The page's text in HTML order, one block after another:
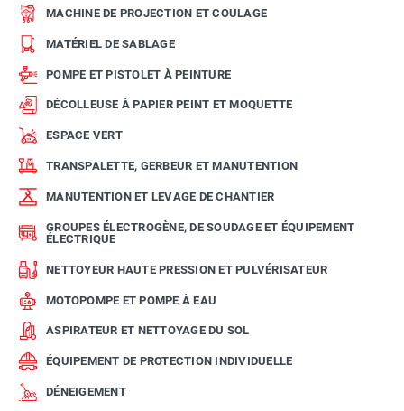
MACHINE DE PROJECTION ET COULAGE
MATÉRIEL DE SABLAGE
POMPE ET PISTOLET À PEINTURE
DÉCOLLEUSE À PAPIER PEINT ET MOQUETTE
ESPACE VERT
TRANSPALETTE, GERBEUR ET MANUTENTION
MANUTENTION ET LEVAGE DE CHANTIER
GROUPES ÉLECTROGÈNE, DE SOUDAGE ET ÉQUIPEMENT
ÉLECTRIQUE
NETTOYEUR HAUTE PRESSION ET PULVÉRISATEUR
MOTOPOMPE ET POMPE À EAU
ASPIRATEUR ET NETTOYAGE DU SOL
ÉQUIPEMENT DE PROTECTION INDIVIDUELLE
DÉNEIGEMENT